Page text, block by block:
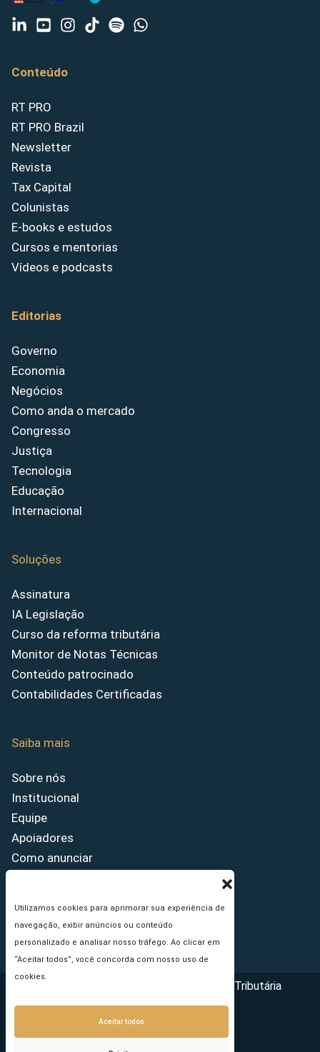
Utilizamos cookies para aprimorar sua experiência de
navegação, exibir anúncios ou conteúdo
personalizado e analisar nosso tráfego. Ao clicar em
“Aceitar todos”, você concorda com nosso uso de
cookies.
Aceitar todos
Conteúdo
RT PRO
RT PRO Brazil
Newsletter
Revista
Tax Capital
Colunistas
E-books e estudos
Cursos e mentorias
Vídeos e podcasts
Editorias
Governo
Economia
Negócios
Como anda o mercado
Congresso
Justiça
Tecnologia
Educação
Internacional
Soluções
Assinatura
IA Legislação
Curso da reforma tributária
Monitor de Notas Técnicas
Conteúdo patrocinado
Contabilidades Certificadas
Saiba mais
Sobre nós
Institucional
Equipe
Apoiadores
Como anunciar
Princípios Editoriais
Copyright © 2026 - Portal da Reforma Tributária